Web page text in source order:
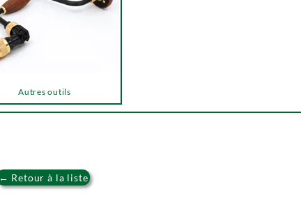
Autres outils
← Retour à la liste